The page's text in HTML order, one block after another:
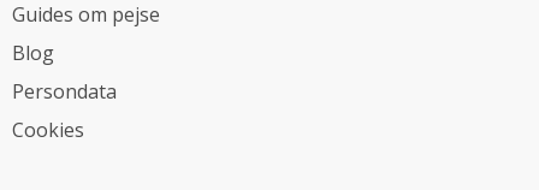
Guides om pejse
Blog
Persondata
Cookies